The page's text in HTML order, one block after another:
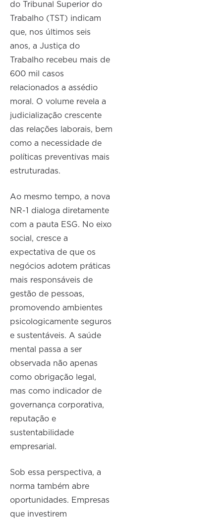
do Tribunal Superior do
Trabalho (TST) indicam
que, nos últimos seis
anos, a Justiça do
Trabalho recebeu mais de
600 mil casos
relacionados a assédio
moral. O volume revela a
judicialização crescente
das relações laborais, bem
como a necessidade de
políticas preventivas mais
estruturadas.
Ao mesmo tempo, a nova
NR-1 dialoga diretamente
com a pauta ESG. No eixo
social, cresce a
expectativa de que os
negócios adotem práticas
mais responsáveis de
gestão de pessoas,
promovendo ambientes
psicologicamente seguros
e sustentáveis. A saúde
mental passa a ser
observada não apenas
como obrigação legal,
mas como indicador de
governança corporativa,
reputação e
sustentabilidade
empresarial.
Sob essa perspectiva, a
norma também abre
oportunidades. Empresas
que investirem